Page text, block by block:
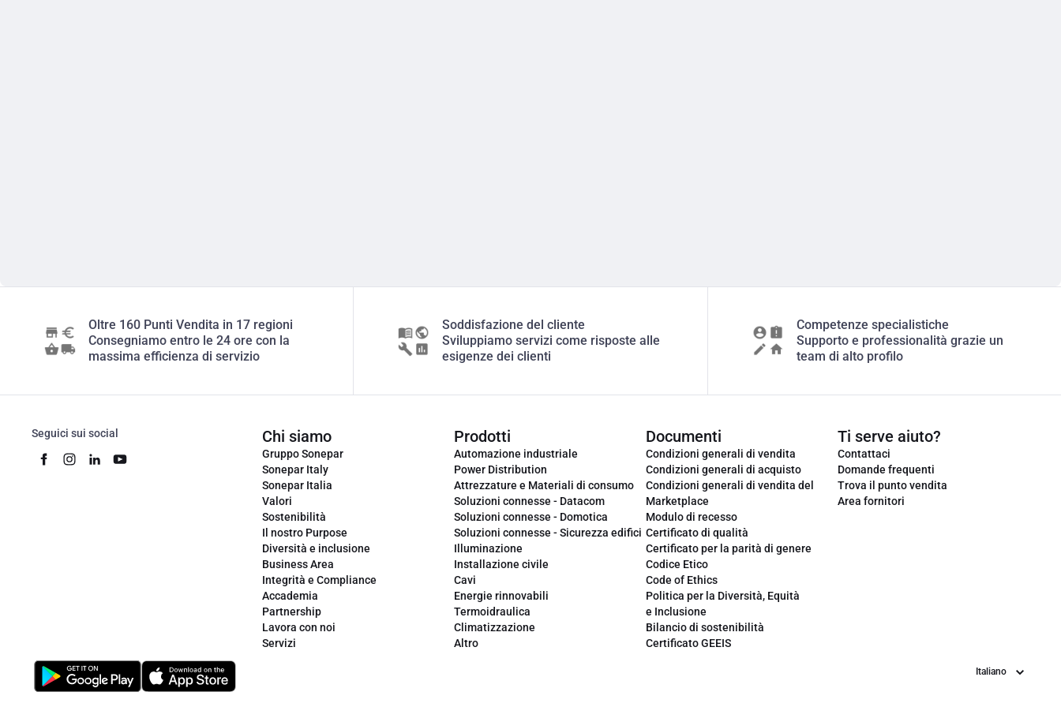
Oltre 160 Punti Vendita in 17 regioni
Consegniamo entro le 24 ore con la
massima efficienza di servizio
Soddisfazione del cliente
Sviluppiamo servizi come risposte alle
esigenze dei clienti
Competenze specialistiche
Supporto e professionalità grazie un
team di alto profilo
Seguici sui social Chi siamo
Gruppo Sonepar
Sonepar Italy
Sonepar Italia
Valori
Sostenibilità
Il nostro Purpose
Diversità e inclusione
Business Area
Integrità e Compliance
Accademia
Partnership
Lavora con noi
Servizi
Prodotti
Automazione industriale
Power Distribution
Attrezzature e Materiali di consumo
Soluzioni connesse - Datacom
Soluzioni connesse - Domotica
Soluzioni connesse - Sicurezza edifici
Illuminazione
Installazione civile
Cavi
Energie rinnovabili
Termoidraulica
Climatizzazione
Altro
Documenti
Condizioni generali di vendita
Condizioni generali di acquisto
Condizioni generali di vendita del
Marketplace
Modulo di recesso
Certificato di qualità
Certificato per la parità di genere
Codice Etico
Code of Ethics
Politica per la Diversità, Equità
e Inclusione
Bilancio di sostenibilità
Certificato GEEIS
Ti serve aiuto?
Contattaci
Domande frequenti
Trova il punto vendita
Area fornitori
Lingua